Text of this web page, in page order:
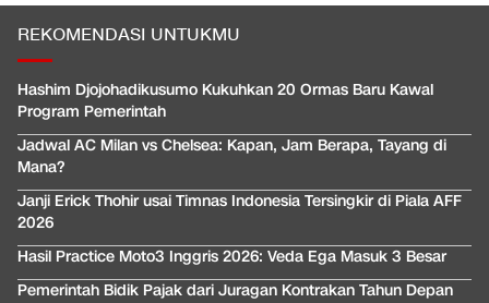
REKOMENDASI UNTUKMU
Hashim Djojohadikusumo Kukuhkan 20 Ormas Baru Kawal
Program Pemerintah
Jadwal AC Milan vs Chelsea: Kapan, Jam Berapa, Tayang di
Mana?
Janji Erick Thohir usai Timnas Indonesia Tersingkir di Piala AFF
2026
Hasil Practice Moto3 Inggris 2026: Veda Ega Masuk 3 Besar
Pemerintah Bidik Pajak dari Juragan Kontrakan Tahun Depan